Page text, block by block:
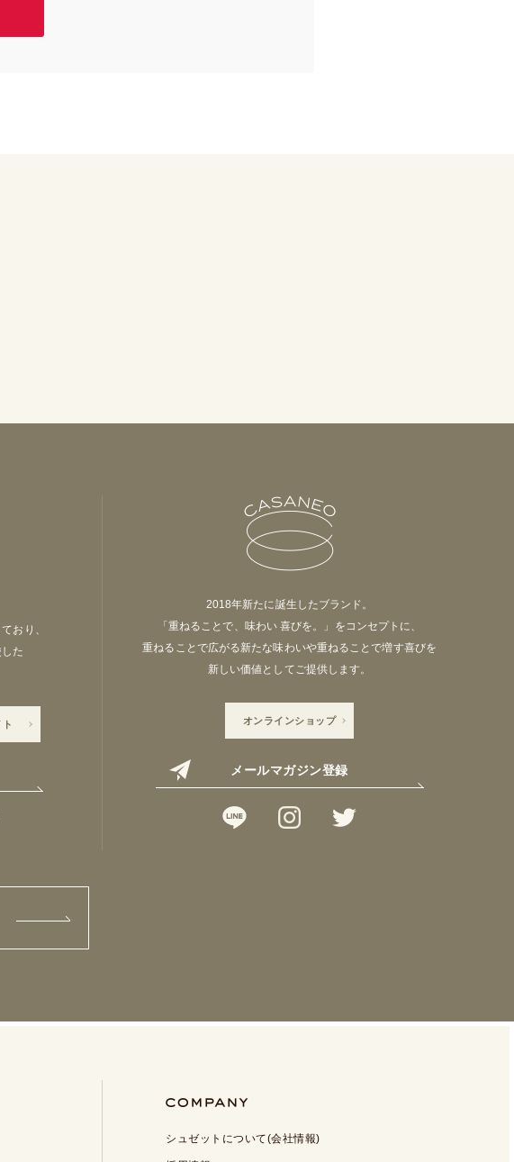
おり、
た
2018年新たに誕生したブランド。
「重ねることで、味わい 喜びを。」をコンセプトに、
重ねることで広がる新たな味わいや重ねることで増す喜びを
新しい価値としてご提供します。
オンラインショップ
メールマガジン登録
シュゼットについて(会社情報)